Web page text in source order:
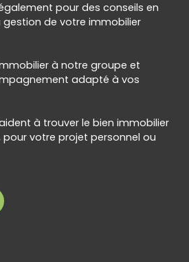
pour des conseils en
de votre immobilier
à notre groupe et
adapté à vos
à trouver le bien immobilier
pour votre projet personnel ou